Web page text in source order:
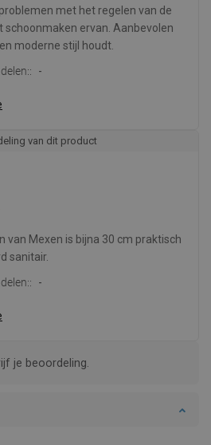
met het regelen van de
schoonmaken ervan. Aanbevolen
moderne stijl houdt.
-
van dit product
van Mexen is bijna 30 cm praktisch
sanitair.
-
je beoordeling.